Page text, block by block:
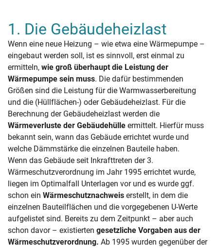
1. Die Gebäudeheizlast
Wenn eine neue Heizung – wie etwa eine Wärmepumpe –
eingebaut werden soll, ist es sinnvoll, erst einmal zu
ermitteln, wie groß überhaupt die Leistung der
Wärmepumpe sein muss. Die dafür bestimmenden
Größen sind die Leistung für die Warmwasserbereitung
und die (Hüllflächen-) oder Gebäudeheizlast. Für die
Berechnung der Gebäudeheizlast werden die
Wärmeverluste der Gebäudehülle ermittelt. Hierfür muss
bekannt sein, wann das Gebäude errichtet wurde und
welche Dämmstärke die einzelnen Bauteile haben.
Wenn das Gebäude seit Inkrafttreten der 3.
Wärmeschutzverordnung im Jahr 1995 errichtet wurde,
liegen im Optimalfall Unterlagen vor und es wurde ggf.
schon ein Wärmeschutznachweis erstellt, in dem die
einzelnen Bauteilflächen und die vorgegebenen U-Werte
aufgelistet sind. Bereits zu dem Zeitpunkt – aber auch
schon davor – existierten gesetzliche Vorgaben aus der
Wärmeschutzverordnung. Ab 1995 wurden gegenüber der